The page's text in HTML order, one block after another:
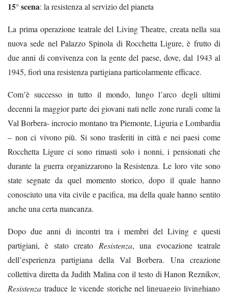
15° scena: la resistenza al servizio del pianeta
La prima operazione teatrale del Living Theatre, creata nella sua
nuova sede nel Palazzo Spinola di Rocchetta Ligure, è frutto di
due anni di convivenza con la gente del paese, dove, dal 1943 al
1945, fiorì una resistenza partigiana particolarmente efficace.
Com’è successo in tutto il mondo, lungo l’arco degli ultimi
decenni la maggior parte dei giovani nati nelle zone rurali come la
Val Borbera- incrocio montano tra Piemonte, Liguria e Lombardia
– non ci vivono più. Si sono trasferiti in città e nei paesi come
Rocchetta Ligure ci sono rimasti solo i nonni, i pensionati che
durante la guerra organizzarono la Resistenza. Le loro vite sono
state segnate da quel momento storico, dopo il quale hanno
conosciuto una vita civile e pacifica, ma della quale hanno sentito
anche una certa mancanza.
Dopo due anni di incontri tra i membri del Living e questi
partigiani, è stato creatoResistenza, una evocazione teatrale
dell’esperienza partigiana della Val Borbera. Una creazione
collettiva diretta da Judith Malina con il testo di Hanon Reznikov,
Resistenzatraduce le vicende storiche nel linguaggio livinghiano